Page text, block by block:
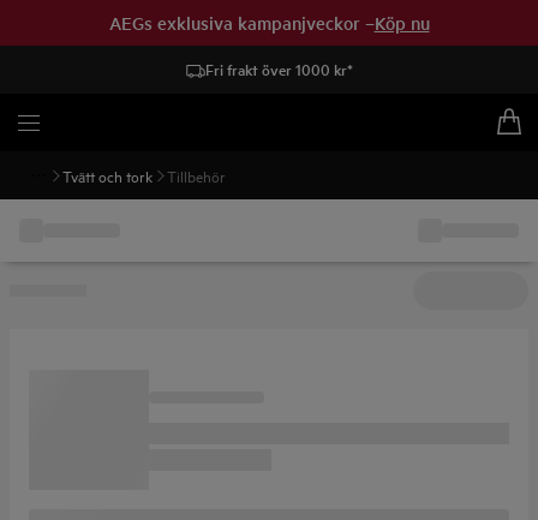
AEGs exklusiva kampanjveckor –Köp nu
Fri frakt över 1000 kr*
Tvätt och tork Tillbehör